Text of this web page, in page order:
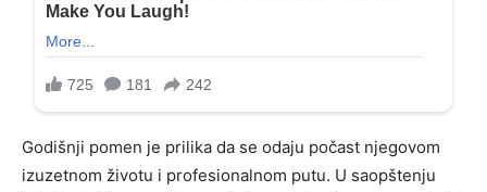
Godišnji pomen je prilika da se odaju počast njegovom
izuzetnom životu i profesionalnom putu. U saopštenju